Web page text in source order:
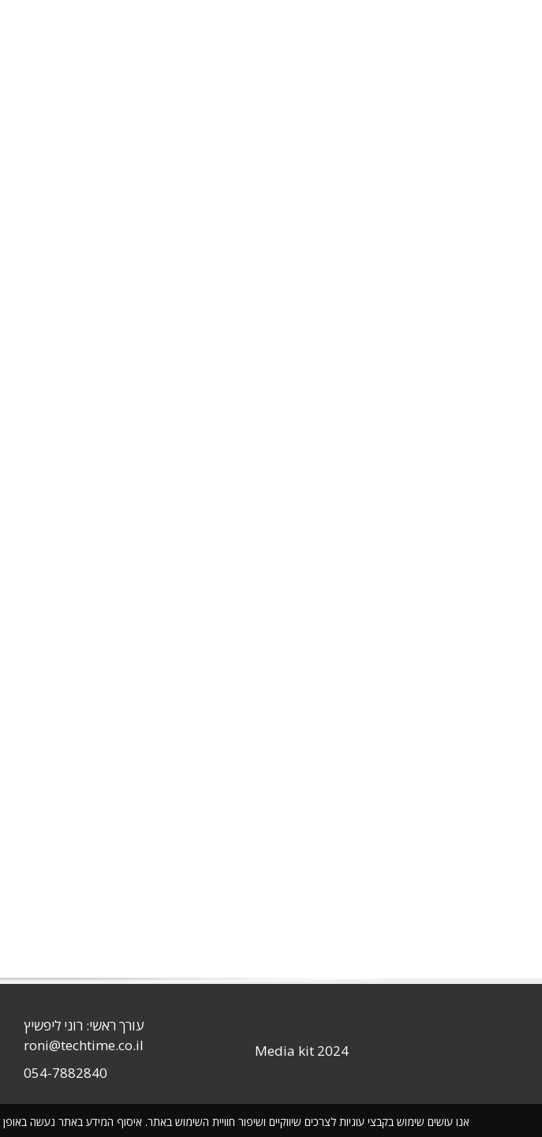
אנו עושים שימוש בקבצי עוגיות לצרכים שיווקיים ושיפור חוויית השימוש באתר. איסוף המידע באתר נעשה
Media kit 2024
עורך ראשי: רוני ליפשיץ
roni@techtime.co.il
054-7882840